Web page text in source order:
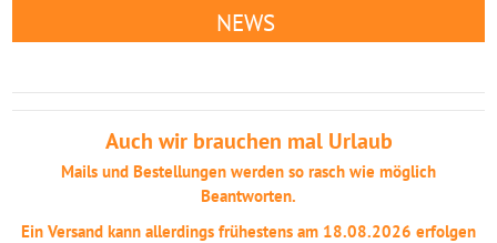
NEWS
Auch wir brauchen mal Urlaub
Mails und Bestellungen werden so rasch wie möglich
Beantworten.
Ein Versand kann allerdings frühestens am 18.08.2026 erfolgen